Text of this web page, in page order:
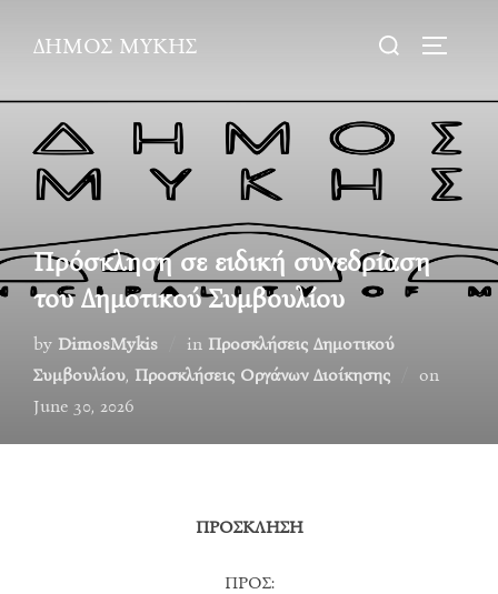
ΔΗΜΟΣ ΜΥΚΗΣ
Search
Πρόσκληση σε ειδική συνεδρίαση
του Δημοτικού Συμβουλίου
by DimosMykis in Προσκλήσεις Δημοτικού
Συμβουλίου, Προσκλήσεις Οργάνων Διοίκησης on
June 30, 2026
ΠΡΟΣΚΛΗΣΗ
ΠΡΟΣ: